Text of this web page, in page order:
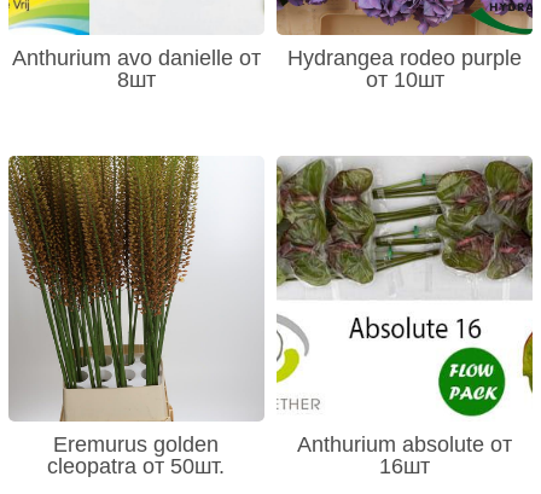
Anthurium avo danielle от
8шт
Hydrangea rodeo purple
от 10шт
Eremurus golden
cleopatra от 50шт.
Anthurium absolute от
16шт